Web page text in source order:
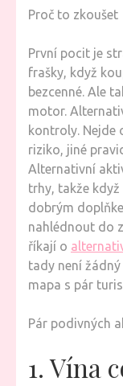
Proč to zkoušet
První pocit je
frašky, když
bezcenné. Ale
motor.
kontroly. Nejde
riziko, jiné
Alternativní
trhy, takže
dobrým
nahlédnout do
říkají o
tady není
mapa s pár
Pár podivných
1. Vína